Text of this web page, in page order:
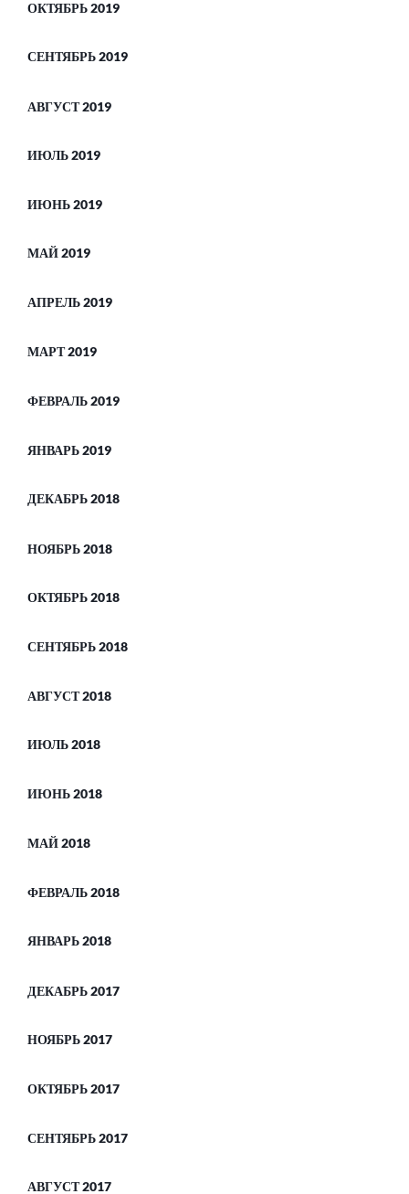
ОКТЯБРЬ 2019
СЕНТЯБРЬ 2019
АВГУСТ 2019
ИЮЛЬ 2019
ИЮНЬ 2019
МАЙ 2019
АПРЕЛЬ 2019
МАРТ 2019
ФЕВРАЛЬ 2019
ЯНВАРЬ 2019
ДЕКАБРЬ 2018
НОЯБРЬ 2018
ОКТЯБРЬ 2018
СЕНТЯБРЬ 2018
АВГУСТ 2018
ИЮЛЬ 2018
ИЮНЬ 2018
МАЙ 2018
ФЕВРАЛЬ 2018
ЯНВАРЬ 2018
ДЕКАБРЬ 2017
НОЯБРЬ 2017
ОКТЯБРЬ 2017
СЕНТЯБРЬ 2017
АВГУСТ 2017